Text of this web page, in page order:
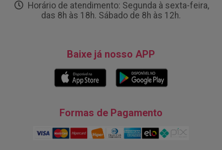
Horário de atendimento: Segunda à sexta-feira,
das 8h às 18h. Sábado de 8h às 12h.
Baixe já nosso APP
Formas de Pagamento